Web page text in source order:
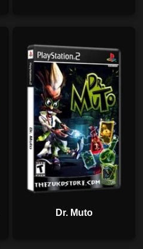
Dr. Muto